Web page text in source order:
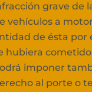
grave de
vehículos a
de ésta por
hubiera
imponer
al porte o